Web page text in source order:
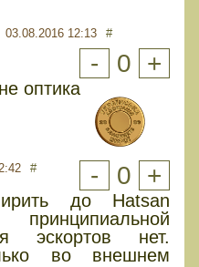
03.08.2016 12:13 #
- 0 +
оптика
# - 0 +
до Hatsan
эскортов нет.
во внешнем